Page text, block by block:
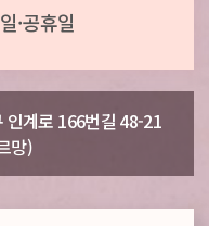
·공휴일
인계로 166번길 48-21
망)